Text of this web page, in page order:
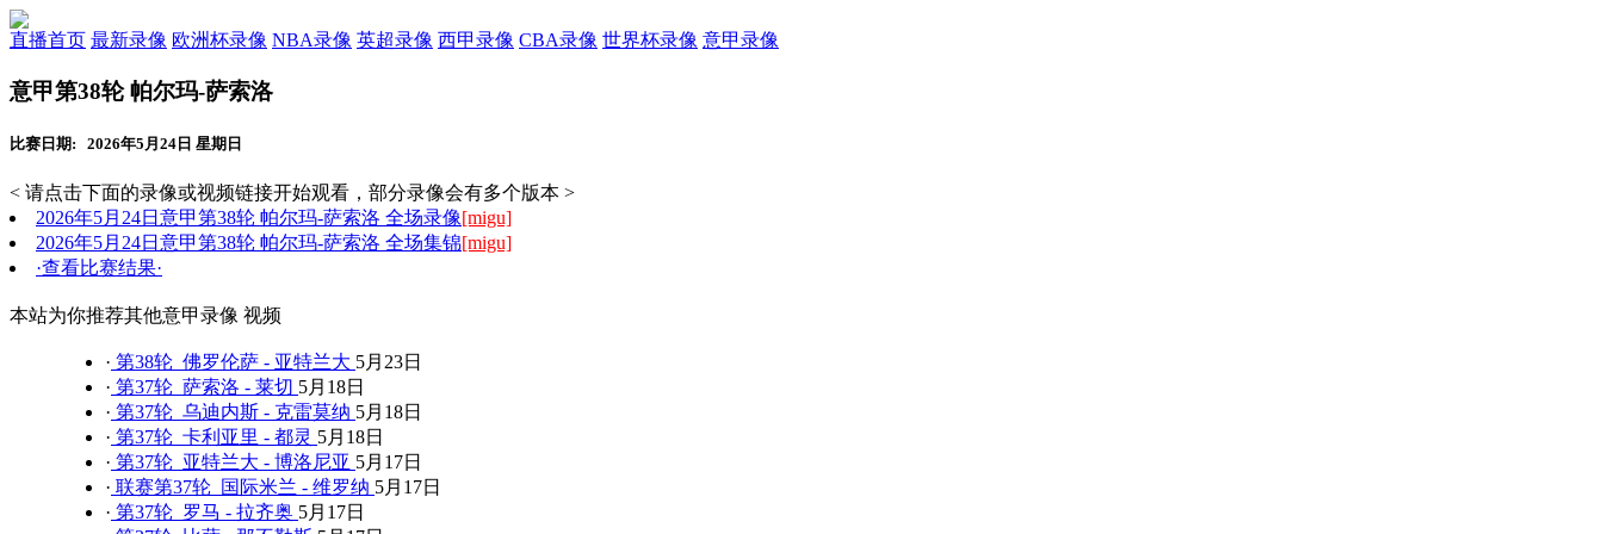
直播首页 最新录像 欧洲杯录像 NBA录像 英超录像 西甲录像 CBA录像 世界杯录像 意甲录像
意甲第38轮 帕尔玛-萨索洛
比赛日期: 2026年5月24日 星期日
< 请点击下面的录像或视频链接开始观看，部分录像会有多个版本 >
2026年5月24日意甲第38轮 帕尔玛-萨索洛 全场录像[migu]
2026年5月24日意甲第38轮 帕尔玛-萨索洛 全场集锦[migu]
·查看比赛结果·
本站为你推荐其他意甲录像 视频
· 第38轮 佛罗伦萨 - 亚特兰大 5月23日
· 第37轮 萨索洛 - 莱切 5月18日
· 第37轮 乌迪内斯 - 克雷莫纳 5月18日
· 第37轮 卡利亚里 - 都灵 5月18日
· 第37轮 亚特兰大 - 博洛尼亚 5月17日
· 联赛第37轮 国际米兰 - 维罗纳 5月17日
· 第37轮 罗马 - 拉齐奥 5月17日